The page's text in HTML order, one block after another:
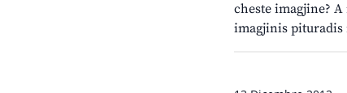
cheste imagjine?
imagjinis